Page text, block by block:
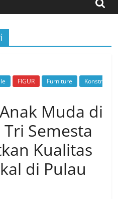
FIGUR Furniture
Konstr
Muda di
Tri Semesta
Kualitas
di Pulau